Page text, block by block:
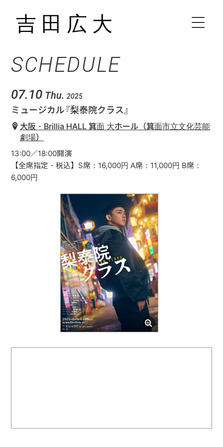
HOME
CONTACT
SCHEDULE
07.10 Thu. 2025
ミュージカル『梨泰院クラス』
大阪・Brillia HALL 箕面 大ホール（箕面市立文化芸能
劇場）
13:00／18:00開演
【全席指定・税込】S席：16,000円 A席：11,000円 B席：
6,000円